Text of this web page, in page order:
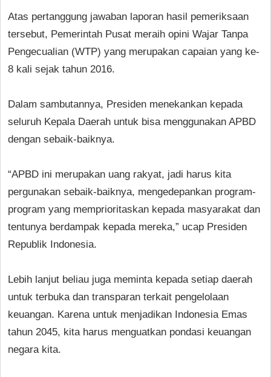
Atas pertanggung jawaban laporan hasil pemeriksaan
tersebut, Pemerintah Pusat meraih opini Wajar Tanpa
Pengecualian (WTP) yang merupakan capaian yang ke-
8 kali sejak tahun 2016.
Dalam sambutannya, Presiden menekankan kepada
seluruh Kepala Daerah untuk bisa menggunakan APBD
dengan sebaik-baiknya.
“APBD ini merupakan uang rakyat, jadi harus kita
pergunakan sebaik-baiknya, mengedepankan program-
program yang memprioritaskan kepada masyarakat dan
tentunya berdampak kepada mereka,” ucap Presiden
Republik Indonesia.
Lebih lanjut beliau juga meminta kepada setiap daerah
untuk terbuka dan transparan terkait pengelolaan
keuangan. Karena untuk menjadikan Indonesia Emas
tahun 2045, kita harus menguatkan pondasi keuangan
negara kita.